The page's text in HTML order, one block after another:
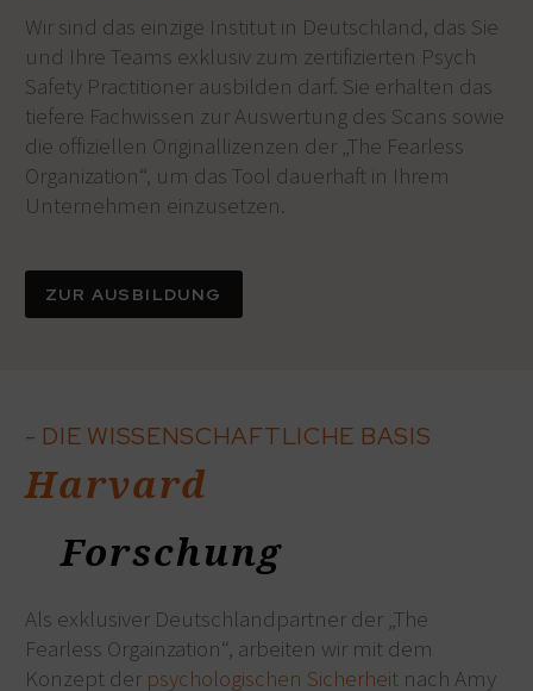
Wir sind das einzige Institut in Deutschland, das Sie
und Ihre Teams exklusiv zum zertifizierten Psych
Safety Practitioner ausbilden darf. Sie erhalten das
tiefere Fachwissen zur Auswertung des Scans sowie
die offiziellen Originallizenzen der „The Fearless
Organization“, um das Tool dauerhaft in Ihrem
Unternehmen einzusetzen.
ZUR AUSBILDUNG
- DIE WISSENSCHAFTLICHE BASIS
Harvard
Forschung
Als exklusiver Deutschlandpartner der „The
Fearless Orgainzation“, arbeiten wir mit dem
Konzept der psychologischen Sicherheit nach Amy